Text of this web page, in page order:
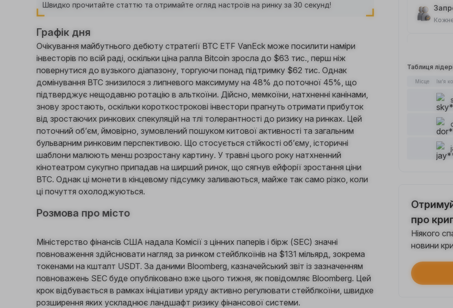
Швидко прочитайте статтю та отримайте огляд настроїв на ринку за 30 секунд!
Графік дня
Очікування майбутнього дебюту стратегії BTC ETF VanEck може посилити наміри
інвесторів по всій раді, оскільки ціна ралла Bitcoin зросла до $63 тис., перш ніж
повернутися до вузького діапазону, торгуючи понад підтримку $62 тис. Однак
домінування BTC знизилося з липневого максимуму на 48% до поточної 45%, що
підтверджує нещодавню ротацію в альткоїни. Дійсно, мемкоїни, натхненні канінами,
знову зростають, оскільки короткострокові інвестори прагнуть отримати прибуток
від зростаючих ринкових спекуляцій на тлі толерантності до ризику на ринках. Цей
поточний об’єм, ймовірно, зумовлений пошуком китової активності та загальним
бульварним ринковим перспективою. Що стосується стійкості об’єму, історичні
шаблони малюють менш розростану картину. У травні цього року натхненний
кінотеатром сукупно припадав на ширший ринок, що сягнув ейфорії зростання ціни
BTC. Однак ці монети в кінцевому підсумку заливаються, майже так само різко, коли
ці почуття охолоджуються.
Розмова про місто
Міністерство фінансів США надала Комісії з цінних паперів і бірж (SEC) значні
повноваження здійснювати нагляд за ринком стейблкоїнів на $131 мільярд, зокрема
токенами на кшталт USDT. За даними Bloomberg, казначейський звіт із зазначенням
повноважень SEC буде опубліковано вже цього тижня, як повідомляє Bloomberg. Цей
крок відбувається в рамках ініціативи уряду активно регулювати стейблкоїни, швидке
розширення яких ускладнює ландшафт ризику фінансової системи.
Таблиця
Місце Ім’я
про
Ніякого
новини